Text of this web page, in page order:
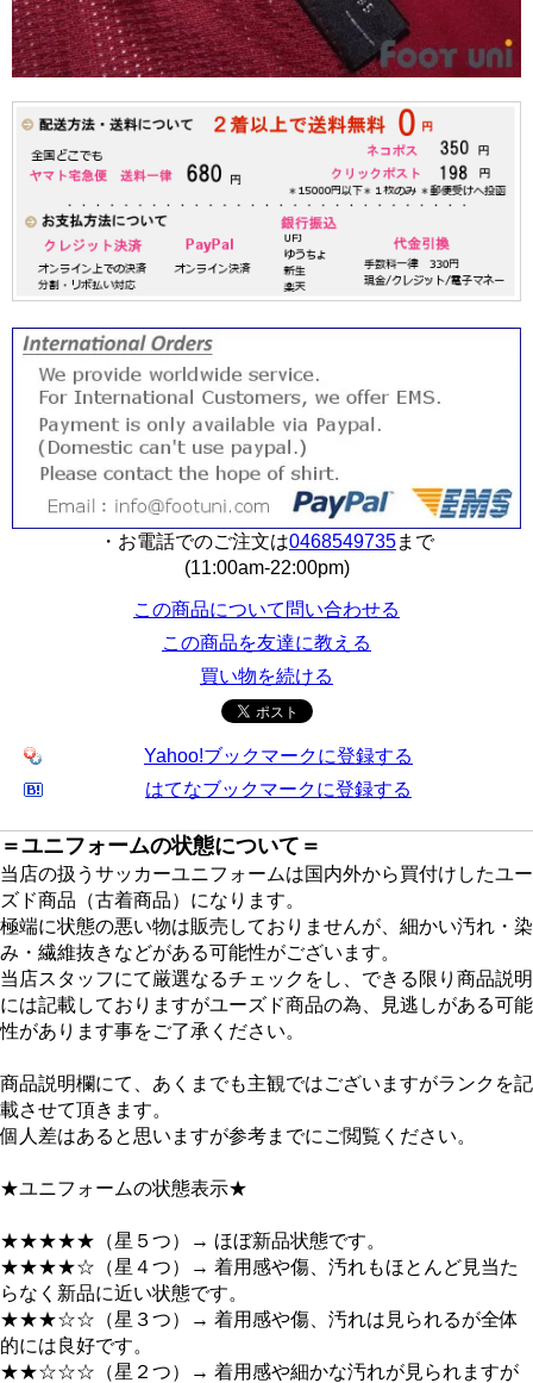
・お電話でのご注文は0468549735まで
(11:00am-22:00pm)
この商品について問い合わせる
この商品を友達に教える
買い物を続ける
Yahoo!ブックマークに登録する
はてなブックマークに登録する
＝ユニフォームの状態について＝
当店の扱うサッカーユニフォームは国内外から買付けしたユー
ズド商品（古着商品）になります。
極端に状態の悪い物は販売しておりませんが、細かい汚れ・染
み・繊維抜きなどがある可能性がございます。
当店スタッフにて厳選なるチェックをし、できる限り商品説明
には記載しておりますがユーズド商品の為、見逃しがある可能
性があります事をご了承ください。
商品説明欄にて、あくまでも主観ではございますがランクを記
載させて頂きます。
個人差はあると思いますが参考までにご閲覧ください。
★ユニフォームの状態表示★
★★★★★（星５つ）→ ほぼ新品状態です。
★★★★☆（星４つ）→ 着用感や傷、汚れもほとんど見当た
らなく新品に近い状態です。
★★★☆☆（星３つ）→ 着用感や傷、汚れは見られるが全体
的には良好です。
★★☆☆☆（星２つ）→ 着用感や細かな汚れが見られますが